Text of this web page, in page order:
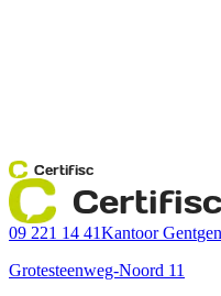
Certifisc
Certifisc
09 221 14 41Kantoor Gent
Grotesteenweg-Noord 11